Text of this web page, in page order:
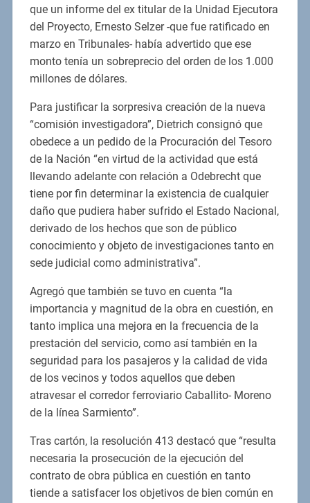
que un informe del ex titular de la Unidad Ejecutora
del Proyecto, Ernesto Selzer -que fue ratificado en
marzo en Tribunales- había advertido que ese
monto tenía un sobreprecio del orden de los 1.000
millones de dólares.
Para justificar la sorpresiva creación de la nueva
“comisión investigadora”, Dietrich consignó que
obedece a un pedido de la Procuración del Tesoro
de la Nación “en virtud de la actividad que está
llevando adelante con relación a Odebrecht que
tiene por fin determinar la existencia de cualquier
daño que pudiera haber sufrido el Estado Nacional,
derivado de los hechos que son de público
conocimiento y objeto de investigaciones tanto en
sede judicial como administrativa”.
Agregó que también se tuvo en cuenta “la
importancia y magnitud de la obra en cuestión, en
tanto implica una mejora en la frecuencia de la
prestación del servicio, como así también en la
seguridad para los pasajeros y la calidad de vida
de los vecinos y todos aquellos que deben
atravesar el corredor ferroviario Caballito- Moreno
de la línea Sarmiento”.
Tras cartón, la resolución 413 destacó que “resulta
necesaria la prosecución de la ejecución del
contrato de obra pública en cuestión en tanto
tiende a satisfacer los objetivos de bien común en